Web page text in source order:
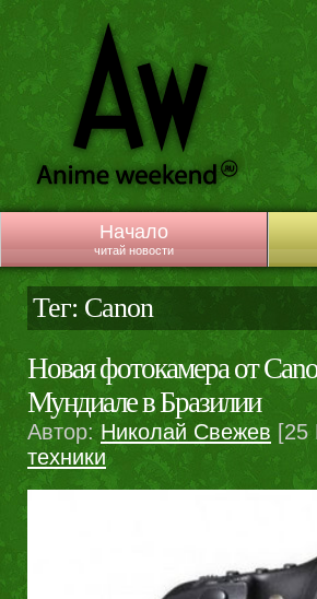
Начало
читай новости
Тег: Canon
Новая фотокамера от
Мундиале в Бразилии
Автор:Николай Свежев
техники